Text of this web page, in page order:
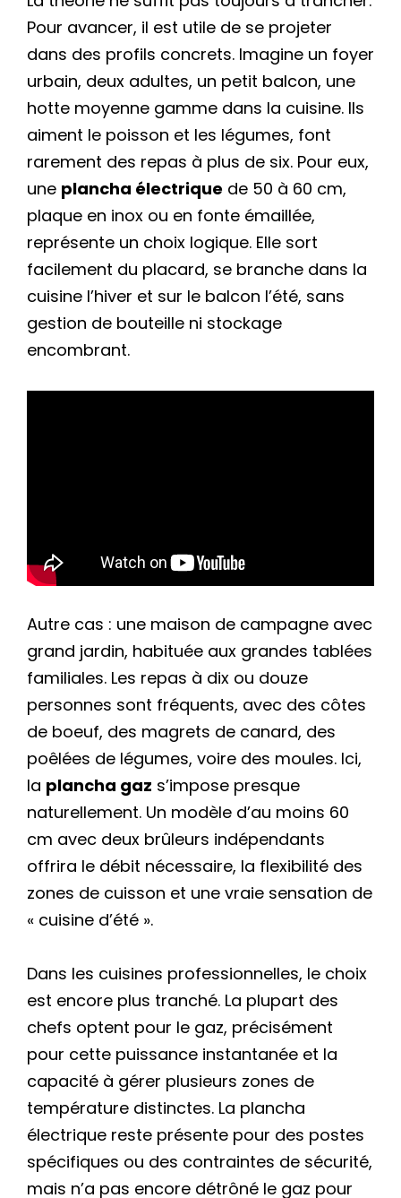
Pour avancer, il est utile de se projeter
dans des profils concrets. Imagine un foyer
urbain, deux adultes, un petit balcon, une
hotte moyenne gamme dans la cuisine. Ils
aiment le poisson et les légumes, font
rarement des repas à plus de six. Pour eux,
une plancha électrique de 50 à 60 cm,
plaque en inox ou en fonte émaillée,
représente un choix logique. Elle sort
facilement du placard, se branche dans la
cuisine l’hiver et sur le balcon l’été, sans
gestion de bouteille ni stockage
encombrant.
Autre cas : une maison de campagne avec
grand jardin, habituée aux grandes tablées
familiales. Les repas à dix ou douze
personnes sont fréquents, avec des côtes
de boeuf, des magrets de canard, des
poêlées de légumes, voire des moules. Ici,
la plancha gaz s’impose presque
naturellement. Un modèle d’au moins 60
cm avec deux brûleurs indépendants
offrira le débit nécessaire, la flexibilité des
zones de cuisson et une vraie sensation de
« cuisine d’été ».
Dans les cuisines professionnelles, le choix
est encore plus tranché. La plupart des
chefs optent pour le gaz, précisément
pour cette puissance instantanée et la
capacité à gérer plusieurs zones de
température distinctes. La plancha
électrique reste présente pour des postes
spécifiques ou des contraintes de sécurité,
mais n’a pas encore détrôné le gaz pour